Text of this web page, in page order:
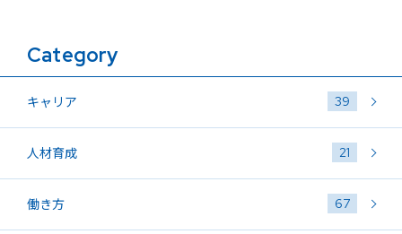
Category
キャリア 39
人材育成 21
働き方 67